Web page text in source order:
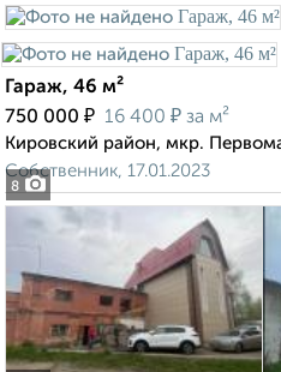
8
Гараж, 46 м²
750 000 ₽ 16 400 ₽ за м²
Кировский район, мкр.
Собственник, 17.01.2023